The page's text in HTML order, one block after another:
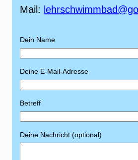
Mail:
Dein Name
Deine E-Mail-Adresse
Betreff
Deine Nachricht (optional)